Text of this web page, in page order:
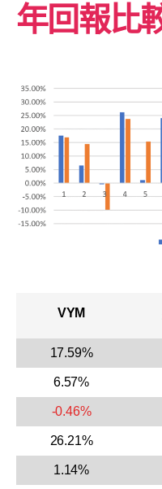
年回報比
VYM
17.59%
6.57%
-0.46%
26.21%
1.14%